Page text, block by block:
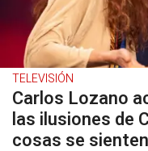
TELEVISIÓN
Carlos Lozano
las ilusiones de
cosas se